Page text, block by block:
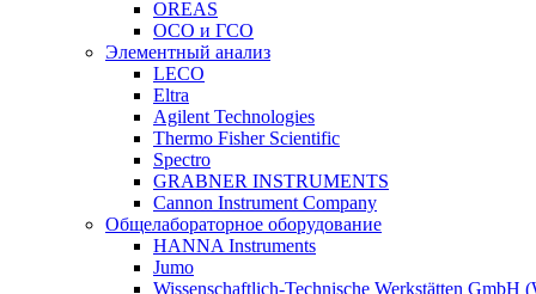
OREAS
ОСО и ГСО
Элементный анализ
LECO
Eltra
Agilent Technologies
Thermo Fisher Scientific
Spectro
GRABNER INSTRUMENTS
Cannon Instrument Company
Общелабораторное оборудование
HANNA Instruments
Jumo
Wissenschaftlich-Technische Werkstätten GmbH